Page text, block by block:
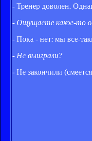
- Тренер доволен.
- Ощущаете какое-то
- Пока - нет: мы все-
- Не выиграли?
- Не закончили